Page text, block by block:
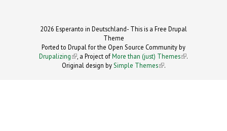
2026 Esperanto in Deutschland- This is a Free Drupal
Theme
Ported to Drupal for the Open Source Community by
Drupalizing(link is external)
, a Project ofMore than (just) Themes (link is
.
Original design bySimple Themes
(link is
.